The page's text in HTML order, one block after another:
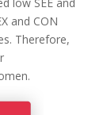
and CON
Therefore,